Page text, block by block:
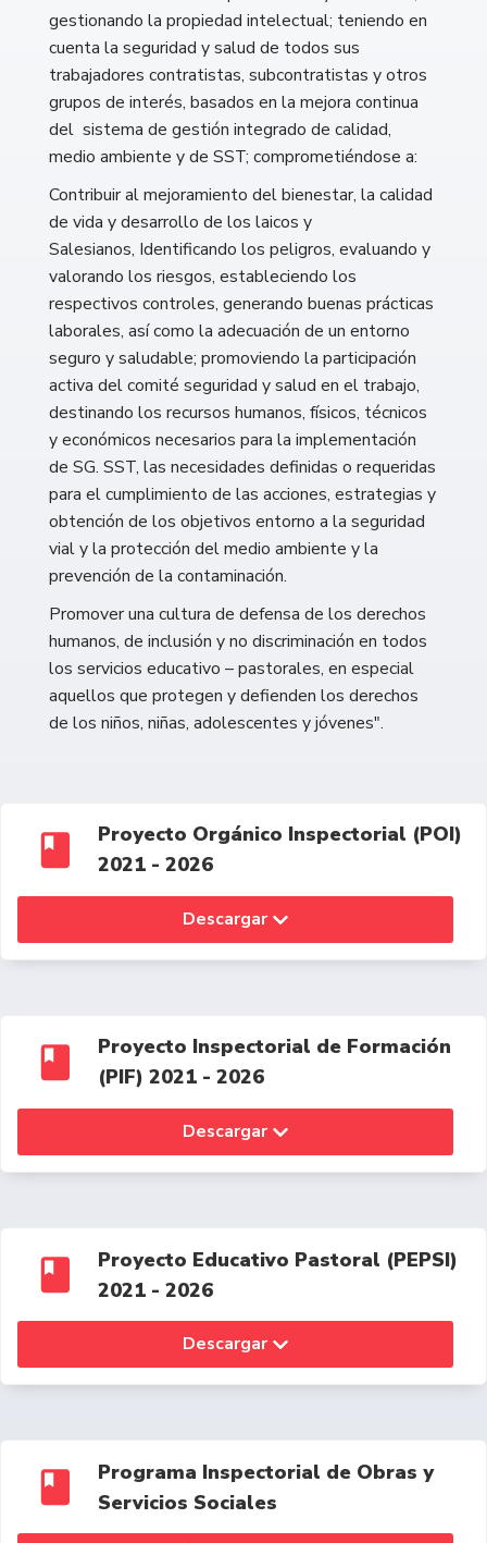
gestionando la propiedad intelectual; teniendo en
cuenta la seguridad y salud de todos sus
trabajadores contratistas, subcontratistas y otros
grupos de interés, basados en la mejora continua
del sistema de gestión integrado de calidad,
medio ambiente y de SST; comprometiéndose a:
Contribuir al mejoramiento del bienestar, la calidad
de vida y desarrollo de los laicos y
Salesianos, Identificando los peligros, evaluando y
valorando los riesgos, estableciendo los
respectivos controles, generando buenas prácticas
laborales, así como la adecuación de un entorno
seguro y saludable; promoviendo la participación
activa del comité seguridad y salud en el trabajo,
destinando los recursos humanos, físicos, técnicos
y económicos necesarios para la implementación
de SG. SST, las necesidades definidas o requeridas
para el cumplimiento de las acciones, estrategias y
obtención de los objetivos entorno a la seguridad
vial y la protección del medio ambiente y la
prevención de la contaminación.
Promover una cultura de defensa de los derechos
humanos, de inclusión y no discriminación en todos
los servicios educativo – pastorales, en especial
aquellos que protegen y defienden los derechos
de los niños, niñas, adolescentes y jóvenes".
Proyecto Orgánico Inspectorial (POI)
2021 - 2026
Descargar
Proyecto Inspectorial de Formación
(PIF) 2021 - 2026
Descargar
Proyecto Educativo Pastoral (PEPSI)
2021 - 2026
Descargar
Programa Inspectorial de Obras y
Servicios Sociales